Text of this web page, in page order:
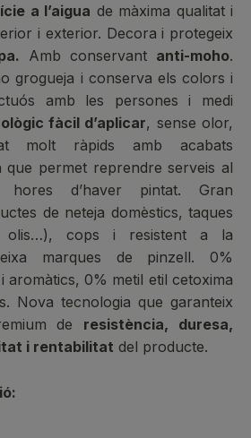
a l’aigua de màxima qualitat i
i exterior. Decora i protegeix
Amb conservant anti-moho.
grogueja i conserva els colors i
amb les persones i medi
fàcil d’aplicar, sense olor,
molt ràpids amb acabats
que permet reprendre serveis al
d’haver pintat. Gran
de neteja domèstics, taques
olis…), cops i resistent a la
marques de pinzell. 0%
aromàtics, 0% metil etil cetoxima
Nova tecnologia que garanteix
de resistència, duresa,
i rentabilitat del producte.